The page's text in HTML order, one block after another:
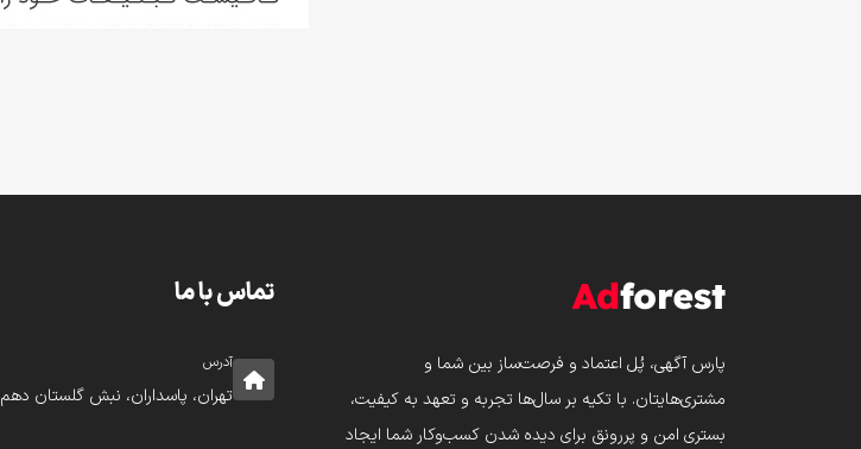
پارس‌ آگهی، پُل اعتماد و فرصت‌ساز بین شما و
مشتری‌هایتان. با تکیه بر سال‌ها تجربه و تعهد به کیفیت،
بستری امن و پررونق برای دیده شدن کسب‌وکار شما ایجاد
تماس با ما
آدرس
تهران، پاسداران، نبش گلستان دهم